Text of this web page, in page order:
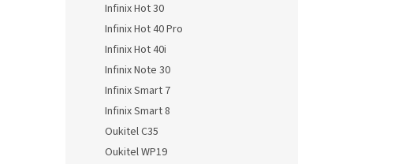
Infinix Hot 30
Infinix Hot 40 Pro
Infinix Hot 40i
Infinix Note 30
Infinix Smart 7
Infinix Smart 8
Oukitel C35
Oukitel WP19